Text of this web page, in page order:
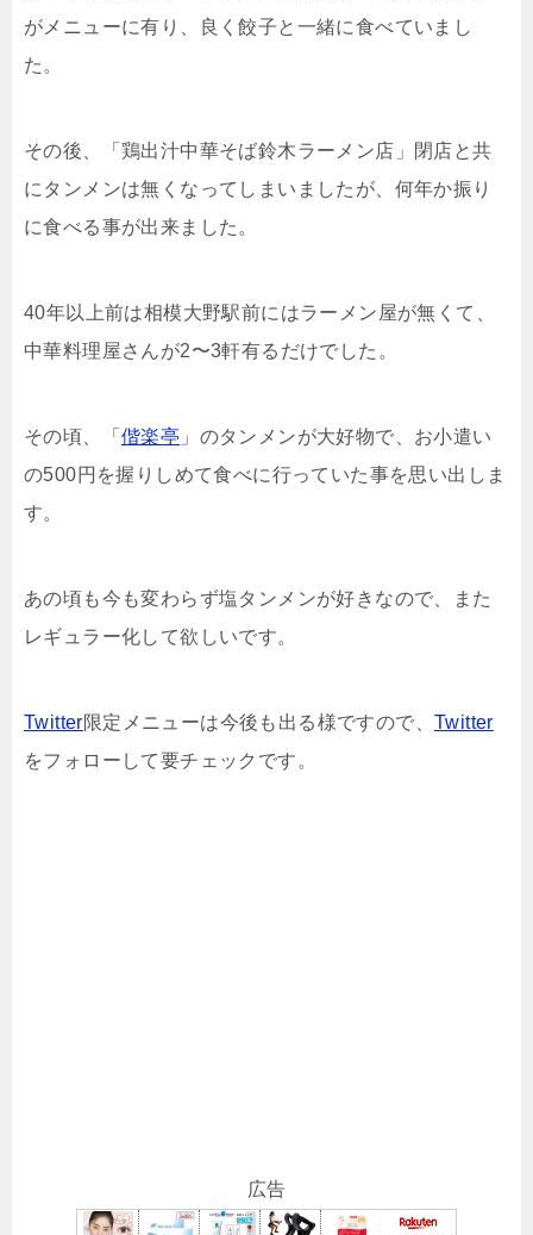
がメニューに有り、良く餃子と一緒に食べていまし
た。
その後、「鶏出汁中華そば鈴木ラーメン店」閉店と共
にタンメンは無くなってしまいましたが、何年か振り
に食べる事が出来ました。
40年以上前は相模大野駅前にはラーメン屋が無くて、
中華料理屋さんが2〜3軒有るだけでした。
その頃、「 偕楽亭 」のタンメンが大好物で、お小遣い
の500円を握りしめて食べに行っていた事を思い出しま
す。
あの頃も今も変わらず塩タンメンが好きなので、また
レギュラー化して欲しいです。
Twitter限定メニューは今後も出る様ですので、Twitter
をフォローして要チェックです。
広告